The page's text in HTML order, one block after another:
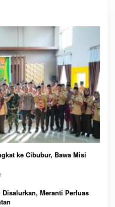
ke Cibubur, Bawa Misi
Disalurkan, Meranti Perluas